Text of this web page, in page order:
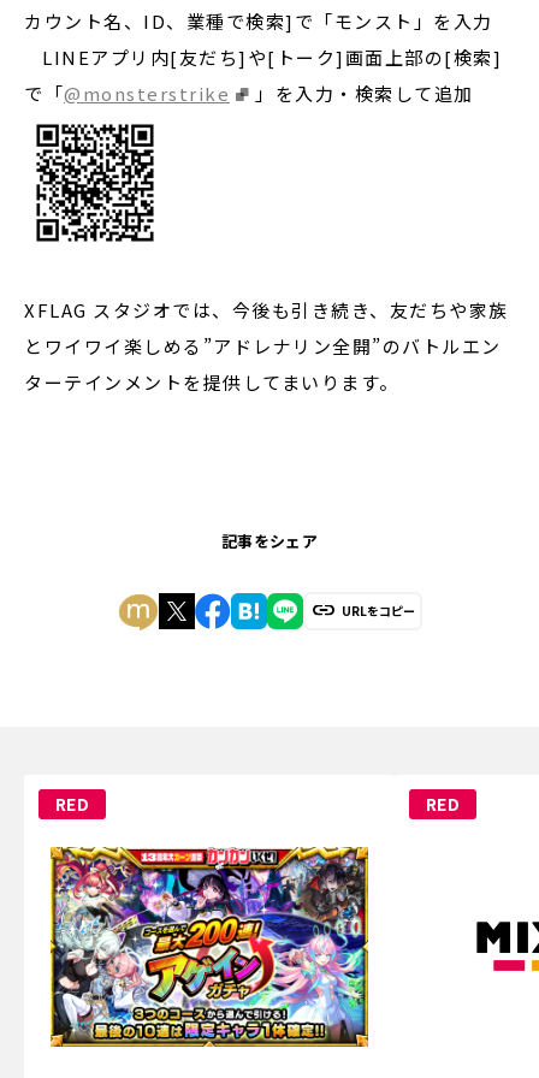
カウント名、ID、業種で検索]で「モンスト」を入力
LINEアプリ内[友だち]や[トーク]画面上部の[検索]
で「@monsterstrike 」を入力・検索して追加
XFLAG スタジオでは、今後も引き続き、友だちや家族
とワイワイ楽しめる”アドレナリン全開”のバトルエン
ターテインメントを提供してまいります。
記事をシェア
URLをコピー
RED RED